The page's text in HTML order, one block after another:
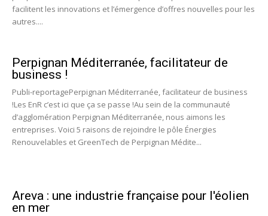
facilitent les innovations et l’émergence d’offres nouvelles pour les
autres....
Perpignan Méditerranée, facilitateur de
business !
Publi-reportagePerpignan Méditerranée, facilitateur de business
!Les EnR c’est ici que ça se passe !Au sein de la communauté
d’agglomération Perpignan Méditerranée, nous aimons les
entreprises. Voici 5 raisons de rejoindre le pôle Énergies
Renouvelables et GreenTech de Perpignan Médite...
Areva : une industrie française pour l'éolien
en mer